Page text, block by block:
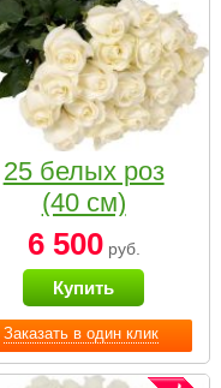
Заказать в один клик
25 белых роз
(40 см)
6 500руб.
Купить